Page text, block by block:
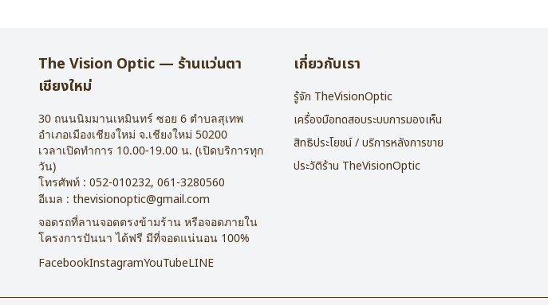
The Vision Optic — ร้านแว่นตา
เชียงใหม่
30 ถนนนิมมานเหมินทร์ ซอย 6 ตำบลสุเทพ
อำเภอเมืองเชียงใหม่ จ.เชียงใหม่ 50200
เวลาเปิดทำการ 10.00-19.00 น. (เปิดบริการทุก
วัน)
โทรศัพท์ : 052-010232, 061-3280560
อีเมล : thevisionoptic@gmail.com
จอดรถที่ลานจอดตรงข้ามร้าน หรือจอดภายใน
โครงการปันนา ได้ฟรี มีที่จอดแน่นอน 100%
FacebookInstagramYouTubeLINE
เกี่ยวกับเรา
รู้จัก TheVisionOptic
เครื่องมือทดสอบระบบการมองเห็น
สิทธิประโยชน์ / บริการหลังการขาย
ประวัติร้าน TheVisionOptic